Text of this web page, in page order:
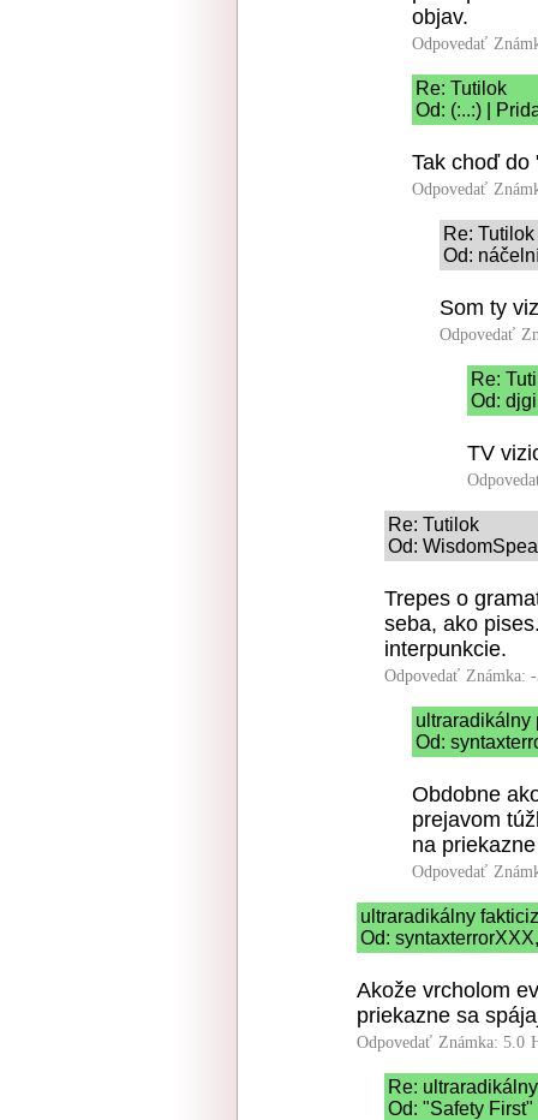
objav.
Odpovedať
Re: Tutilok
Od: (:..:) |
Tak choď do
Odpovedať
Re: Tutilok
Od:
Som ty
Odpovedať
Re:
Od:
TV
Re: Tutilok
Od:
Trepes o
seba, ako
interpunkcie.
Odpovedať Známka:
ultraradikálny
Od:
Obdobne
prejavom
na
Odpovedať
ultraradikálny
Od:
Akože vrcholom
priekazne sa
Odpovedať Známka: 5.0
Re:
Od: "Safety